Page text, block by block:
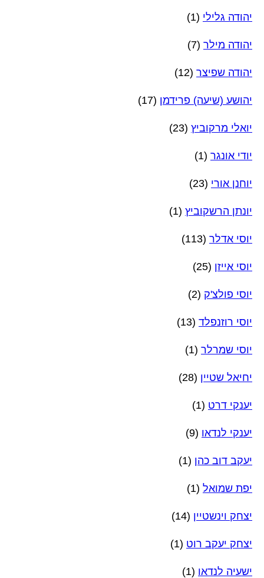
יהודה גלילי (1)
יהודה מילר (7)
יהודה שפיצר (12)
יהושע (שיעה) פרידמן (17)
יואלי מרקוביץ (23)
יודי אונגר (1)
יוחנן אורי (23)
יונתן הרשקוביץ (1)
יוסי אדלר (113)
יוסי אייזן (25)
יוסי פולצ'ק (2)
יוסי רוזנפלד (13)
יוסי שמרלר (1)
יחיאל שטיין (28)
יענקי דרט (1)
יענקי לנדאו (9)
יעקב דוב כהן (1)
יפת שמואל (1)
יצחק וינשטיין (14)
יצחק יעקב רוט (1)
ישעיה לנדאו (1)